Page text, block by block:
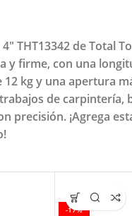
THT13342 de Total
y firme, con una
kg y una apertura
de carpintería,
precisión. ¡Agrega
-17%